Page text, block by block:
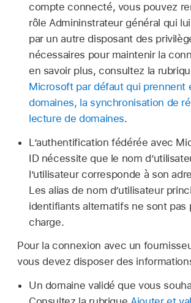
compte connecté, vous pouvez
rôle Admininstrateur général qui
par un autre disposant des
nécessaires pour maintenir la
en savoir plus, consultez la
Microsoft par défaut qui prennent
domaines, la synchronisation de
lecture de domaines.
L’authentification fédérée avec
ID nécessite que le nom
l’utilisateur corresponde à son
Les alias de nom d’utilisateur
identifiants alternatifs ne sont pas
charge.
Pour la connexion avec un
vous devez disposer des
Un domaine validé que vous